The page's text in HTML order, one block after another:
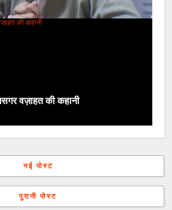
वज़ाहत की कहानी
नई पोस्ट
पुरानी पोस्ट